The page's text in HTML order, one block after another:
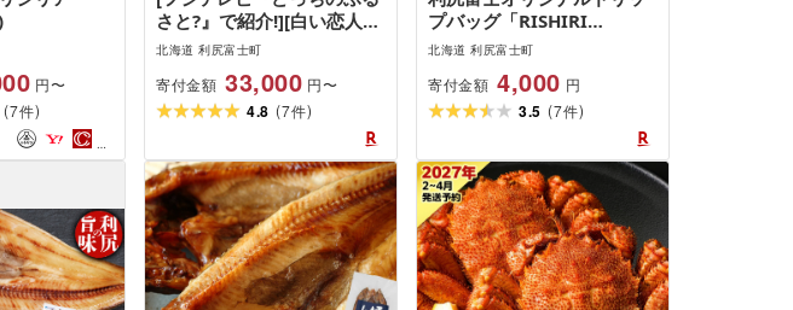
円〜
(7件)
さと?』で紹介!][白い恋人に
描かれた利尻山]白い恋人(ホ
缶お菓子 おやつ クッキー食
べ比べ 焼き菓子 北海道 名
菓 お土産北海道ふるさと納
税
北海道 利尻富士町
寄付金額 33,000 円〜
4.8 (7件)
プバッグ「RISHIRI
ISLAND BLEND COFFEE」
るさと納税 利尻富士町 ふる
さと納税 北海道 ドリップコ
ーヒー MORIHICO. モリヒ
コ コーヒー ドリップバッグ
ブレンド コーヒー 1000円
2000円
北海道 利尻富士町
寄付金額 4,000 円
3.5 (7件)